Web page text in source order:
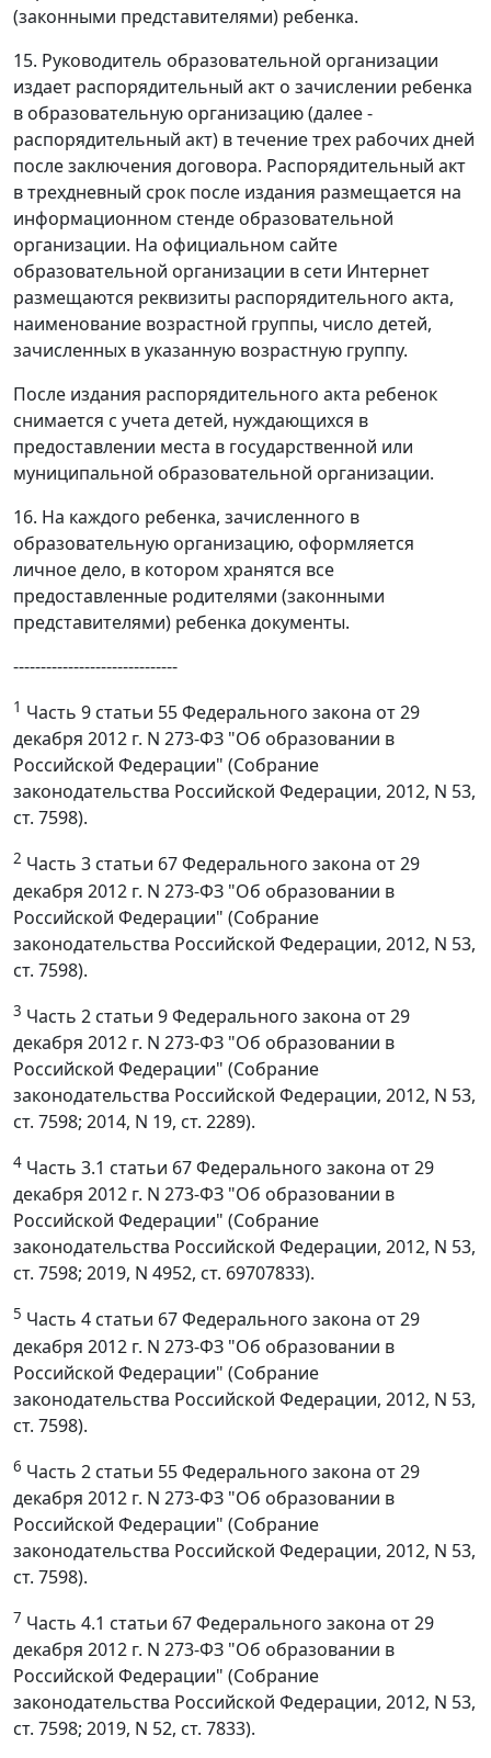
(законными представителями) ребенка.
15. Руководитель образовательной организации
издает распорядительный акт о зачислении ребенка
в образовательную организацию (далее -
распорядительный акт) в течение трех рабочих дней
после заключения договора. Распорядительный акт
в трехдневный срок после издания размещается на
информационном стенде образовательной
организации. На официальном сайте
образовательной организации в сети Интернет
размещаются реквизиты распорядительного акта,
наименование возрастной группы, число детей,
зачисленных в указанную возрастную группу.
После издания распорядительного акта ребенок
снимается с учета детей, нуждающихся в
предоставлении места в государственной или
муниципальной образовательной организации.
16. На каждого ребенка, зачисленного в
образовательную организацию, оформляется
личное дело, в котором хранятся все
предоставленные родителями (законными
представителями) ребенка документы.
------------------------------
1 Часть 9 статьи 55 Федерального закона от 29
декабря 2012 г. N 273-ФЗ "Об образовании в
Российской Федерации" (Собрание
законодательства Российской Федерации, 2012, N 53,
ст. 7598).
2 Часть 3 статьи 67 Федерального закона от 29
декабря 2012 г. N 273-ФЗ "Об образовании в
Российской Федерации" (Собрание
законодательства Российской Федерации, 2012, N 53,
ст. 7598).
3 Часть 2 статьи 9 Федерального закона от 29
декабря 2012 г. N 273-ФЗ "Об образовании в
Российской Федерации" (Собрание
законодательства Российской Федерации, 2012, N 53,
ст. 7598; 2014, N 19, ст. 2289).
4 Часть 3.1 статьи 67 Федерального закона от 29
декабря 2012 г. N 273-ФЗ "Об образовании в
Российской Федерации" (Собрание
законодательства Российской Федерации, 2012, N 53,
ст. 7598; 2019, N 4952, ст. 69707833).
5 Часть 4 статьи 67 Федерального закона от 29
декабря 2012 г. N 273-ФЗ "Об образовании в
Российской Федерации" (Собрание
законодательства Российской Федерации, 2012, N 53,
ст. 7598).
6 Часть 2 статьи 55 Федерального закона от 29
декабря 2012 г. N 273-ФЗ "Об образовании в
Российской Федерации" (Собрание
законодательства Российской Федерации, 2012, N 53,
ст. 7598).
7 Часть 4.1 статьи 67 Федерального закона от 29
декабря 2012 г. N 273-ФЗ "Об образовании в
Российской Федерации" (Собрание
законодательства Российской Федерации, 2012, N 53,
ст. 7598; 2019, N 52, ст. 7833).